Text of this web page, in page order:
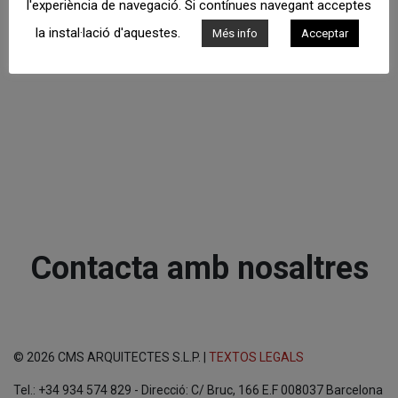
Contacta amb nosaltres
© 2026 CMS ARQUITECTES S.L.P. | TEXTOS LEGALS
Tel.: +34 934 574 829 - Direcció: C/ Bruc, 166 E.F 008037 Barcelona
l'experiència de navegació. Si contínues navegant acceptes
la instal·lació d'aquestes.
Més info Acceptar